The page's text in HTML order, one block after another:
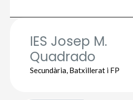
IES Josep M.
Quadrado
Secundària, Batxillerat i FP